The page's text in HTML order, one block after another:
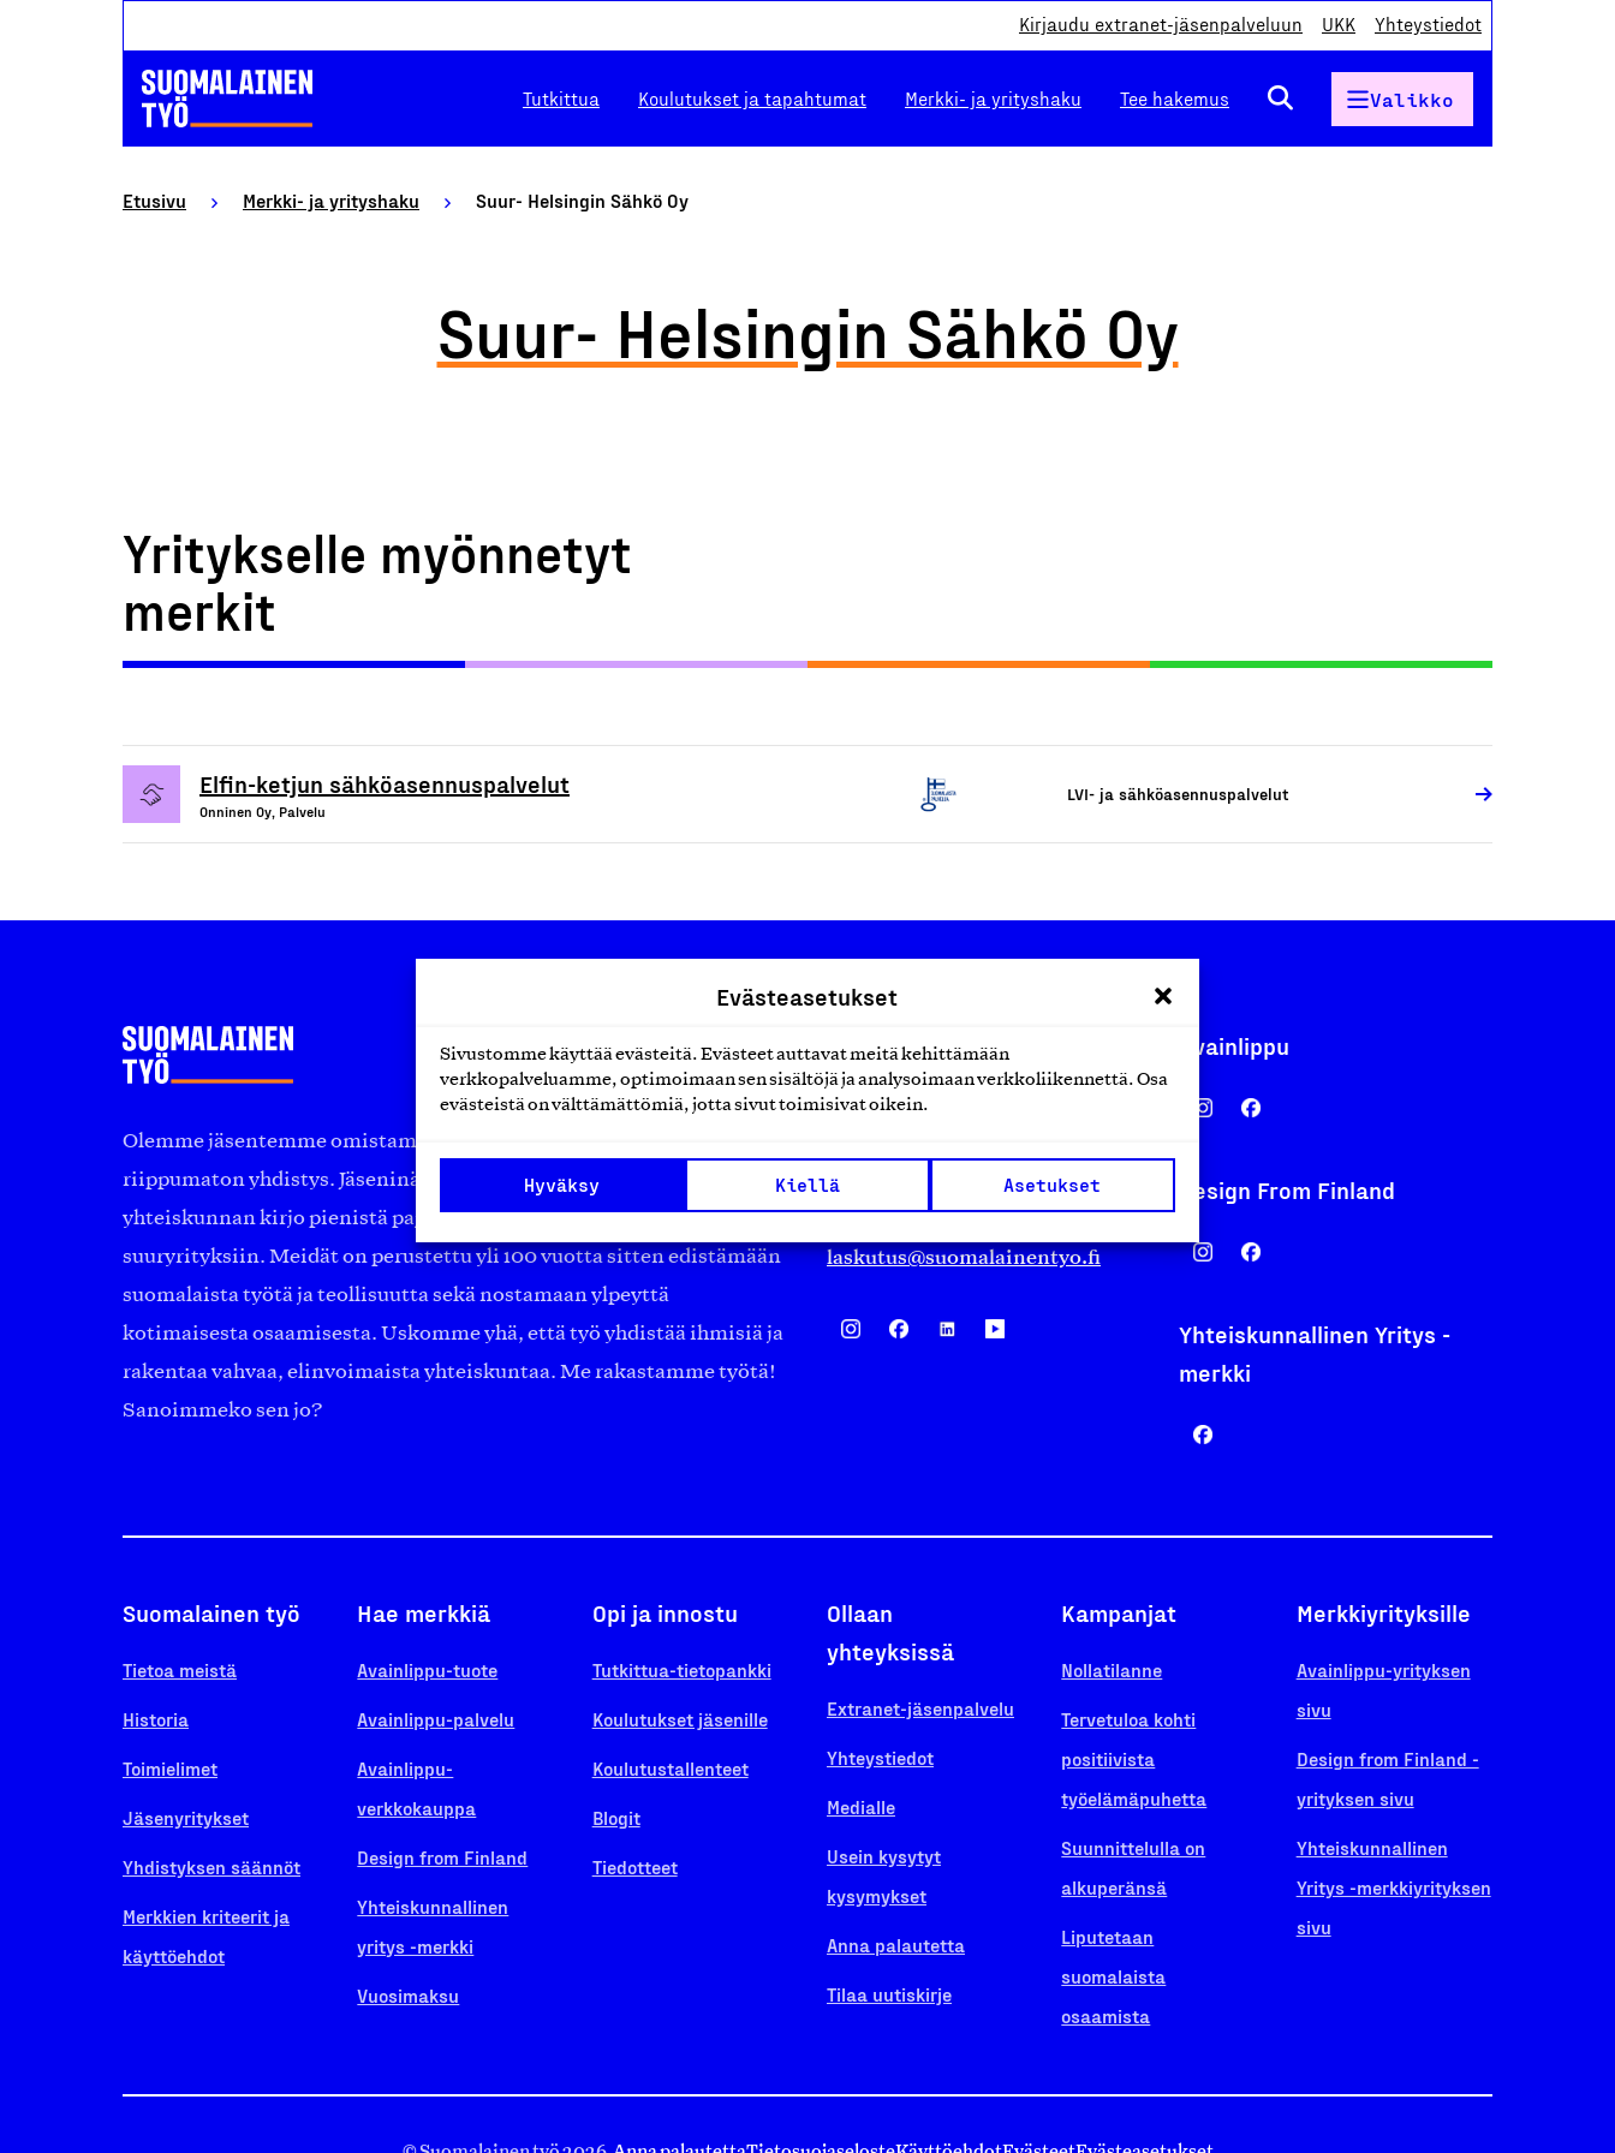
Evästeasetukset
Sivustomme käyttää evästeitä. Evästeet auttavat meitä kehittämään
verkkopalveluamme, optimoimaan sen sisältöjä ja analysoimaan verkkoliikennettä. Osa
evästeistä on välttämättömiä, jotta sivut toimisivat oikein.
Hyväksy Kiellä Asetukset
Kirjaudu extranet-jäsenpalveluun UKK Yhteystiedot
Tutkittua Koulutukset ja tapahtumat Merkki- ja yrityshaku Tee hakemus Valikko
Etusivu Merkki- ja yrityshaku Suur- Helsingin Sähkö Oy
Suur- Helsingin Sähkö Oy
Yritykselle myönnetyt
merkit
Elfin-ketjun sähköasennuspalvelut
Onninen Oy, Palvelu
LVI- ja sähköasennuspalvelut
Olemme jäsentemme omistama puolueeton, työmarkkinajärjestöistä
riippumaton yhdistys. Jäseninämme on koko suomalaisen
yhteiskunnan kirjo pienistä pajoista ja yhteisöistä kansainvälisiin
suuryrityksiin. Meidät on perustettu yli 100 vuotta sitten edistämään
suomalaista työtä ja teollisuutta sekä nostamaan ylpeyttä
kotimaisesta osaamisesta. Uskomme yhä, että työ yhdistää ihmisiä ja
rakentaa vahvaa, elinvoimaista yhteiskuntaa. Me rakastamme työtä!
Sanoimmeko sen jo?
Suomalainen työ ry
Eteläranta 14,
Finland
asiakaspalvelu@suomalainentyo.fi
laskutus@suomalainentyo.fi
Avainlippu
Design From Finland
Yhteiskunnallinen Yritys -
merkki
Suomalainen työ
Tietoa meistä
Historia
Toimielimet
Jäsenyritykset
Yhdistyksen säännöt
Merkkien kriteerit ja
käyttöehdot
Hae merkkiä
Avainlippu-tuote
Avainlippu-palvelu
Avainlippu-
verkkokauppa
Design from Finland
Yhteiskunnallinen
yritys -merkki
Vuosimaksu
Opi ja innostu
Tutkittua-tietopankki
Koulutukset jäsenille
Koulutustallenteet
Blogit
Tiedotteet
Ollaan
yhteyksissä
Extranet-jäsenpalvelu
Yhteystiedot
Medialle
Usein kysytyt
kysymykset
Anna palautetta
Tilaa uutiskirje
Kampanjat
Nollatilanne
Tervetuloa kohti
positiivista
työelämäpuhetta
Suunnittelulla on
alkuperänsä
Liputetaan
suomalaista
osaamista
Merkkiyrityksille
Avainlippu-yrityksen
sivu
Design from Finland -
yrityksen sivu
Yhteiskunnallinen
Yritys -merkkiyrityksen
sivu